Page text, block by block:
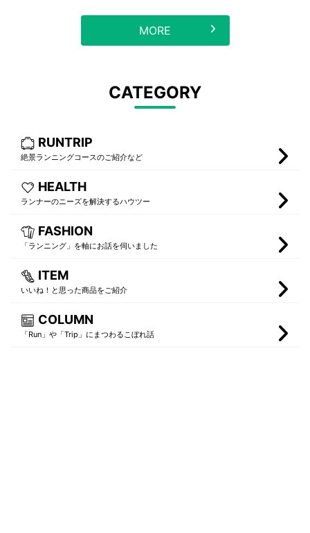
MORE
CATEGORY
RUNTRIP
絶景ランニングコースのご紹介など
HEALTH
ランナーのニーズを解決するハウツー
FASHION
「ランニング」を軸にお話を伺いました
ITEM
いいね！と思った商品をご紹介
COLUMN
「Run」や「Trip」にまつわるこぼれ話